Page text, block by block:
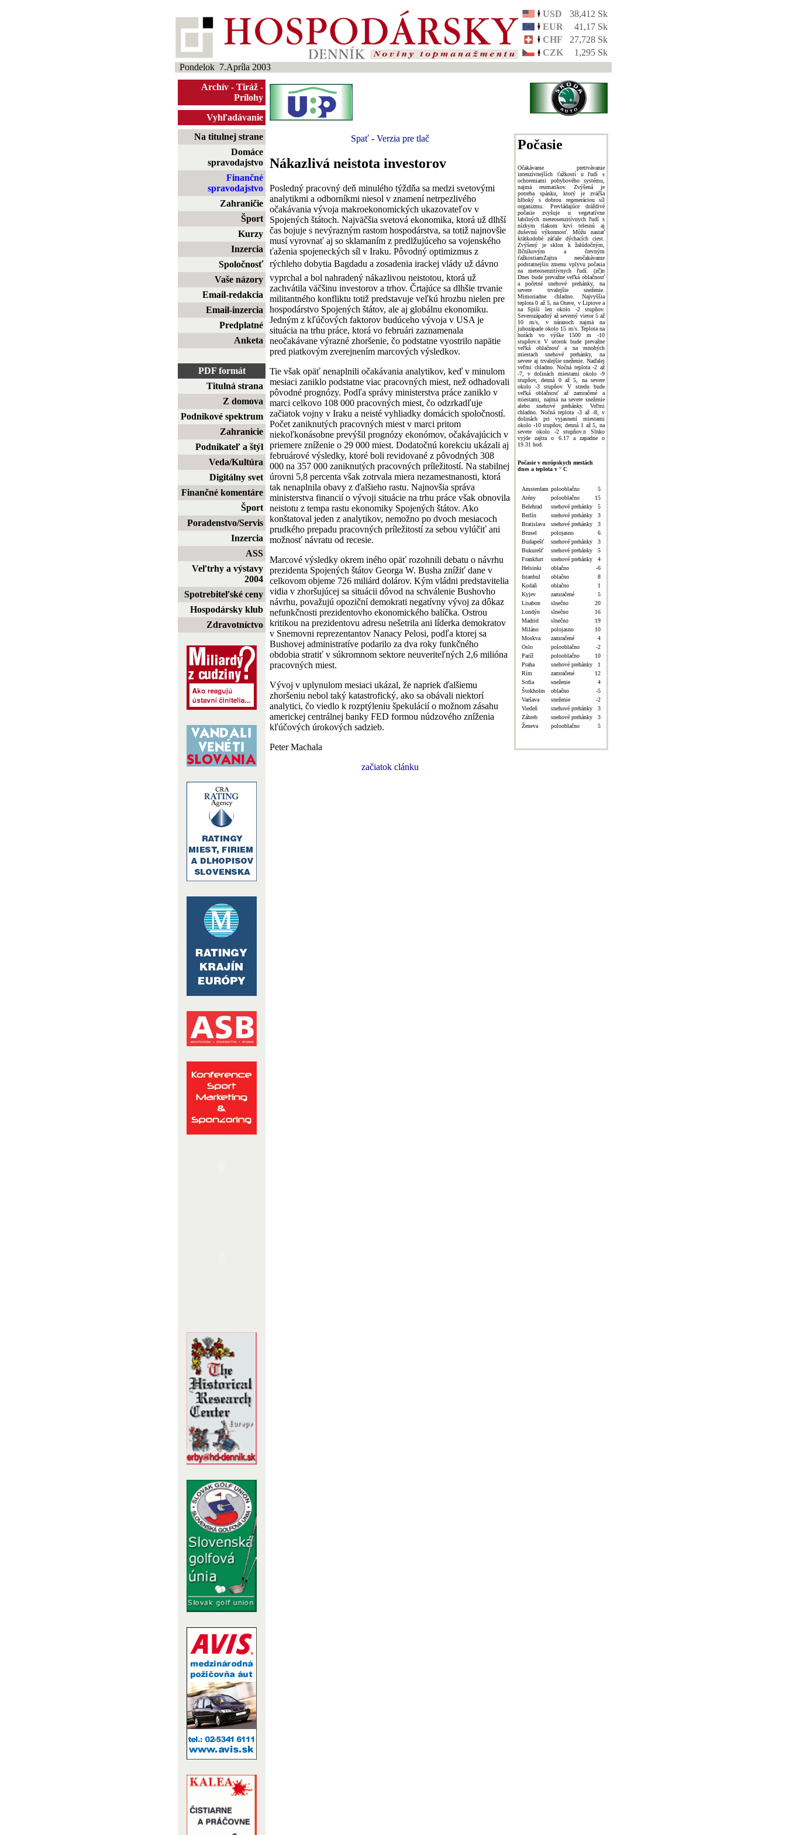
USD
38,412 Sk
EUR
41,17 Sk
CHF
27,728 Sk
CZK
1,295 Sk
Pondelok 7.Apríla 2003
Archív - Tiráž -
Prílohy
Vyhľadávanie
Na titulnej strane
Domáce
spravodajstvo
Finančné
spravodajstvo
Zahraničie
Šport
Kurzy
Inzercia
Spoločnosť
Vaše názory
Email-redakcia
Email-inzercia
Predplatné
Anketa
PDF formát
Titulná strana
Z domova
Podnikové spektrum
Zahranicie
Podnikateľ a štýl
Veda/Kultúra
Digitálny svet
Finančné komentáre
Šport
Poradenstvo/Servis
Inzercia
ASS
Veľtrhy a výstavy
2004
Spotrebiteľské ceny
Hospodársky klub
Zdravotníctvo
Spať- Verzia pre tlač
Nákazlivá neistota investorov
Posledný pracovný deň minulého týždňa sa medzi svetovými
analytikmi a odborníkmi niesol v znamení netrpezlivého
očakávania vývoja makroekonomických ukazovateľov v
Spojených štátoch. Najväčšia svetová ekonomika, ktorá už dlhší
čas bojuje s nevýrazným rastom hospodárstva, sa totiž najnovšie
musí vyrovnať aj so sklamaním z predlžujúceho sa vojenského
ťaženia spojeneckých síl v Iraku. Pôvodný optimizmus z
rýchleho dobytia Bagdadu a zosadenia irackej vlády už dávno
vyprchal a bol nahradený nákazlivou neistotou, ktorá už
zachvátila väčšinu investorov a trhov. Črtajúce sa dlhšie trvanie
militantného konfliktu totiž predstavuje veľkú hrozbu nielen pre
hospodárstvo Spojených štátov, ale aj globálnu ekonomiku.
Jedným z kľúčových faktorov budúceho vývoja v USA je
situácia na trhu práce, ktorá vo februári zaznamenala
neočakávane výrazné zhoršenie, čo podstatne vyostrilo napätie
pred piatkovým zverejnením marcových výsledkov.
Tie však opäť nenaplnili očakávania analytikov, keď v minulom
mesiaci zaniklo podstatne viac pracovných miest, než odhadovali
pôvodné prognózy. Podľa správy ministerstva práce zaniklo v
marci celkovo 108 000 pracovných miest, čo odzrkadľuje
začiatok vojny v Iraku a neisté vyhliadky domácich spoločností.
Počet zaniknutých pracovných miest v marci pritom
niekoľkonásobne prevýšil prognózy ekonómov, očakávajúcich v
priemere zníženie o 29 000 miest. Dodatočnú korekciu ukázali aj
februárové výsledky, ktoré boli revidované z pôvodných 308
000 na 357 000 zaniknutých pracovných príležitostí. Na stabilnej
úrovni 5,8 percenta však zotrvala miera nezamestnanosti, ktorá
tak nenaplnila obavy z ďalšieho rastu. Najnovšia správa
ministerstva financií o vývoji situácie na trhu práce však obnovila
neistotu z tempa rastu ekonomiky Spojených štátov. Ako
konštatoval jeden z analytikov, nemožno po dvoch mesiacoch
prudkého prepadu pracovných príležitostí za sebou vylúčiť ani
možnosť návratu od recesie.
Marcové výsledky okrem iného opäť rozohnili debatu o návrhu
prezidenta Spojených štátov Georga W. Busha znížiť dane v
celkovom objeme 726 miliárd dolárov. Kým vládni predstavitelia
vidia v zhoršujúcej sa situácii dôvod na schválenie Bushovho
návrhu, považujú opoziční demokrati negatívny vývoj za dôkaz
nefunkčnosti prezidentovho ekonomického balíčka. Ostrou
kritikou na prezidentovu adresu nešetrila ani líderka demokratov
v Snemovni reprezentantov Nanacy Pelosi, podľa ktorej sa
Bushovej administratíve podarilo za dva roky funkčného
obdobia stratiť v súkromnom sektore neuveriteľných 2,6 milióna
pracovných miest.
Vývoj v uplynulom mesiaci ukázal, že napriek ďalšiemu
zhoršeniu nebol taký katastrofický, ako sa obávali niektorí
analytici, čo viedlo k rozptýleniu špekulácií o možnom zásahu
americkej centrálnej banky FED formou núdzového zníženia
kľúčových úrokových sadzieb.
Peter Machala
začiatok clánku
Počasie
Očakávame pretrvávanie
intenzívnejších ťažkostí u ľudí s
ochoreniami pohybového systému,
najmä reumatikov. Zvýšená je
potreba spánku, ktorý je zväčša
hlboký s dobrou regeneráciou síl
organizmu. Prevládajúce dráždivé
počasie zvyšuje u vegetatívne
labilných meteosenzitívnych ľudí s
nízkym tlakom krvi telesnú aj
duševnú výkonnosť. Môžu nastať
krátkodobé záťaže dýchacích ciest.
Zvýšený je sklon k žalúdočným,
žlčníkovým a črevným
ťažkostiamZajtra neočakávame
podstatnejšiu zmenu vplyvu počasia
na meteosenzitívnych ľudí. (zč)n
Dnes bude prevažne veľká oblačnosť
a početné snehové prehánky, na
severe trvalejšie sneženie.
Mimoriadne chladno. Najvyššia
teplota 0 až 5, na Orave, v Liptove a
na Spiši len okolo -2 stupňov.
Severozápadný až severný vietor 5 až
10 m/s, v nárazoch najmä na
juhozápade okolo 15 m/s. Teplota na
horách vo výške 1500 m -10
stupňov.n V utorok bude prevažne
veľká oblačnosť a na mnohých
miestach snehové prehánky, na
severe aj trvalejšie sneženie. Naďalej
veľmi chladno. Nočná teplota -2 až
-7, v dolinách miestami okolo -9
stupňov, denná 0 až 5, na severe
okolo -3 stupňov. V stredu bude
veľká oblačnosť až zamračené a
miestami, najmä na severe sneženie
alebo snehové prehánky. Veľmi
chladno. Nočná teplota -3 až -8, v
dolinách pri vyjasnení miestami
okolo -10 stupňov, denná 1 až 5, na
severe okolo -2 stupňov.n Slnko
vyjde zajtra o 6.17 a zapadne o
19.31 hod.
Počasie v európskych mestách
dnes a teplota v ° C
Amsterdam polooblačno
5
Atény
polooblačno
15
Belehrad
snehové prehánky
5
Berlín
snehové prehánky
3
Bratislava
snehové prehánky
3
Brusel
polojasno
6
Budapešť
snehové prehánky
3
Bukurešť
snehové prehánky
5
Frankfurt
snehové prehánky
4
Helsinki
oblačno
-6
Istanbul
oblačno
8
Kodaň
oblačno
1
Kyjev
zamračené
5
Lisabon
slnečno
20
Londýn
slnečno
16
Madrid
slnečno
19
Miláno
polojasno
10
Moskva
zamračené
4
Oslo
polooblačno
-2
Paríž
polooblačno
10
Praha
snehové prehánky
1
Rím
zamračené
12
Sofia
sneženie
4
Štokholm
oblačno
-5
Varšava
sneženie
-2
Viedeň
snehové prehánky
3
Záhreb
snehové prehánky
3
Ženeva
polooblačno 5